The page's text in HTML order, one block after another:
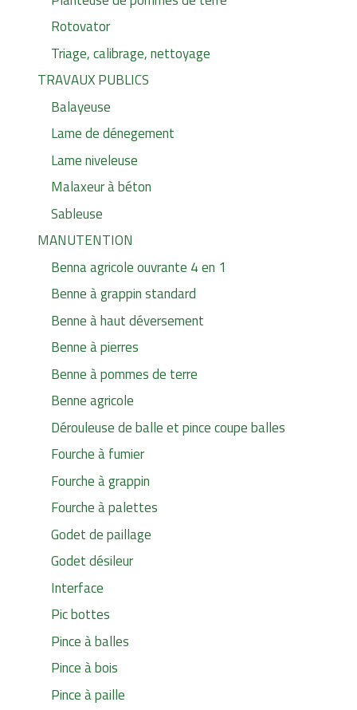
Rotovator
Triage, calibrage, nettoyage
TRAVAUX PUBLICS
Balayeuse
Lame de dénegement
Lame niveleuse
Malaxeur à béton
Sableuse
MANUTENTION
Benna agricole ouvrante 4 en 1
Benne à grappin standard
Benne à haut déversement
Benne à pierres
Benne à pommes de terre
Benne agricole
Dérouleuse de balle et pince coupe balles
Fourche à fumier
Fourche à grappin
Fourche à palettes
Godet de paillage
Godet désileur
Interface
Pic bottes
Pince à balles
Pince à bois
Pince à paille